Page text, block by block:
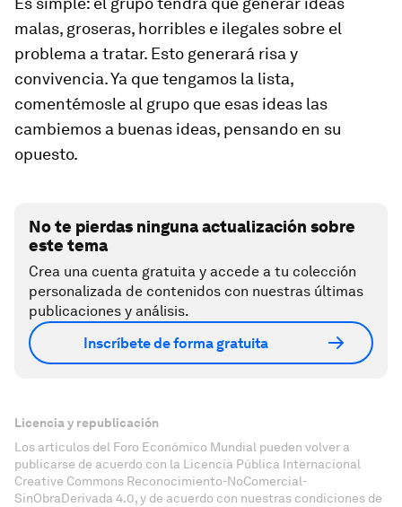
malas, groseras, horribles e ilegales sobre el
problema a tratar. Esto generará risa y
convivencia. Ya que tengamos la lista,
comentémosle al grupo que esas ideas las
cambiemos a buenas ideas, pensando en su
opuesto.
No te pierdas ninguna actualización sobre
este tema
Crea una cuenta gratuita y accede a tu colección
personalizada de contenidos con nuestras últimas
publicaciones y análisis.
Inscríbete de forma gratuita
Licencia y republicación
Los artículos del Foro Económico Mundial pueden volver a
publicarse de acuerdo con la Licencia Pública Internacional
Creative Commons Reconocimiento-NoComercial-
SinObraDerivada 4.0, y de acuerdo con nuestras condiciones de